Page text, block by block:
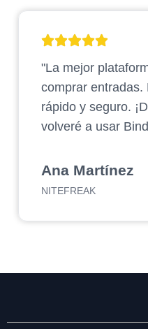
"La mejor
comprar entradas.
rápido y seguro.
volveré a usar
Ana Martínez
NITEFREAK